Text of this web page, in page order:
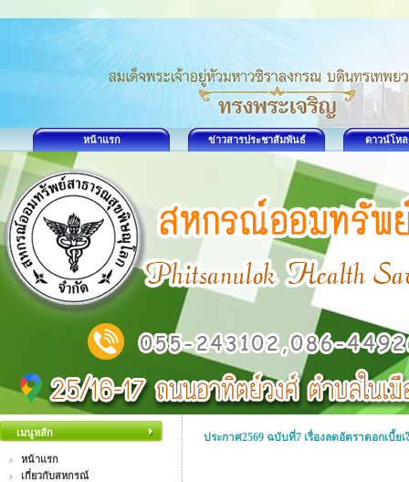
หน้าแรก ข่าวสารประชาสัมพันธ์ ดาวน์โห
เมนูหลัก
หน้าแรก
เกี่ยวกับสหกรณ์
ประกาศ2569 ฉบับที่7 เรื่องลดอัตราดอกเบี้ย